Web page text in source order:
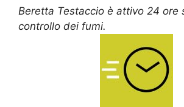
Beretta Testaccio è attivo 24 ore
controllo dei fumi.